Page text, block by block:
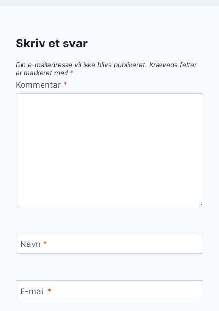
Skriv et svar
Din e-mailadresse vil ikke blive publiceret. Krævede felter
er markeret med *
Kommentar *
Navn *
E-mail *